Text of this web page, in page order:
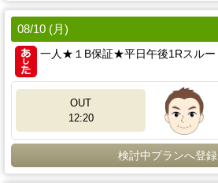
08/10 (月)
一人★１B保証★平日午後1Rスルー
OUT
12:20
検討中プランへ登録